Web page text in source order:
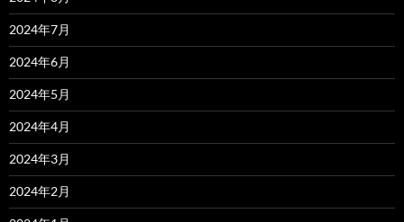
2024年7月
2024年6月
2024年5月
2024年4月
2024年3月
2024年2月